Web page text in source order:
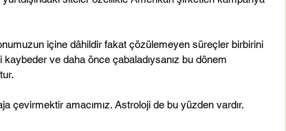
içine dâhildir fakat çözülemeyen süreçler birbirini
ve daha önce çabaladıysanız bu dönem
çevirmektir amacımız. Astroloji de bu yüzden vardır.